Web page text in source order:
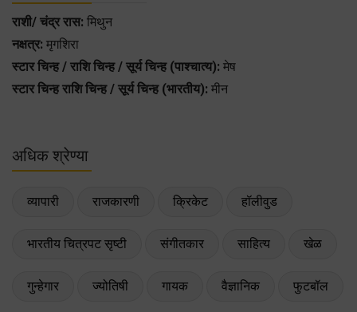
राशी/ चंद्र रास: मिथुन
नक्षत्र: मृगशिरा
स्टार चिन्ह / राशि चिन्ह / सूर्य चिन्ह (पाश्चात्य): मेष
स्टार चिन्ह राशि चिन्ह / सूर्य चिन्ह (भारतीय): मीन
अधिक श्रेण्या
व्यापारी राजकारणी क्रिकेट हॉलीवुड
भारतीय चित्रपट सृष्टी संगीतकार साहित्य खेळ
गुन्हेगार ज्योतिषी गायक वैज्ञानिक फुटबॉल